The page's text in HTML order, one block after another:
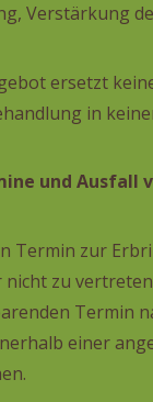
Verstärkung
ersetzt
in
und Ausfall
Termin zur
nicht zu
Termin
einer